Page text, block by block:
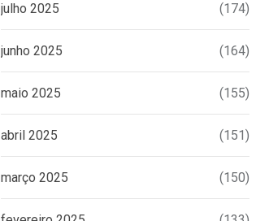
julho 2025 (174)
junho 2025 (164)
maio 2025 (155)
abril 2025 (151)
março 2025 (150)